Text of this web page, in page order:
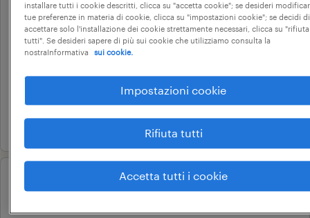
operational
disegnatore meccanico
frosinone, lazio
altre tipologie contrattuali
22.000 € - 28.000 € annuale
21 luglio 2026
installare tutti i cookie descritti, clicca su "accetta cookie"; se desideri
tue preferenze in materia di cookie, clicca su "impostazioni cookie"; se decidi di
accettare solo l'installazione dei cookie strettamente necessari, clicca su "rifiuta
tutti". Se desideri sapere di più sui cookie che utilizziamo consulta la
nostraInformativa
sui cookie.
Impostazioni cookie
Rifiuta tutti
Accetta tutti i cookie